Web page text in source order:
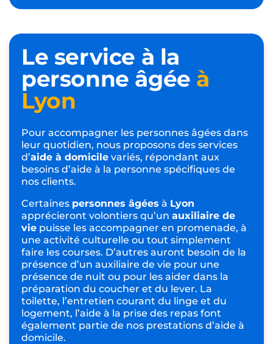
Le service à la
personne âgée à
Lyon
Pour accompagner les personnes âgées dans
leur quotidien, nous proposons des services
d’aide à domicile variés, répondant aux
besoins d’aide à la personne spécifiques de
nos clients.
Certaines personnes âgées à Lyon
apprécieront volontiers qu’un auxiliaire de
vie puisse les accompagner en promenade, à
une activité culturelle ou tout simplement
faire les courses. D’autres auront besoin de la
présence d’un auxiliaire de vie pour une
présence de nuit ou pour les aider dans la
préparation du coucher et du lever. La
toilette, l’entretien courant du linge et du
logement, l’aide à la prise des repas font
également partie de nos prestations d’aide à
domicile.